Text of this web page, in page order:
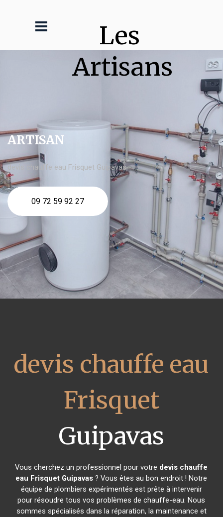
Les
Artisans
ARTISAN
devis chauffe eau Frisquet Guipavas
09 72 59 92 27
devis chauffe eau
Frisquet
Guipavas
Vous cherchez un professionnel pour votre devis chauffe
eau Frisquet Guipavas ? Vous êtes au bon endroit ! Notre
équipe de plombiers expérimentés est prête à intervenir
pour résoudre tous vos problèmes de chauffe-eau. Nous
sommes spécialisés dans la réparation, la maintenance et